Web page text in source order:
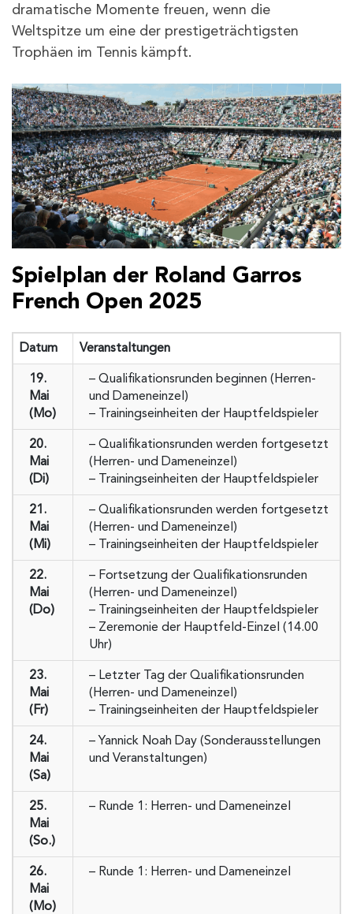
dramatische Momente freuen, wenn die
Weltspitze um eine der prestigeträchtigsten
Trophäen im Tennis kämpft.
Spielplan der Roland Garros
French Open 2025
Datum Veranstaltungen
19.
Mai
(Mo)
– Qualifikationsrunden beginnen (Herren-
und Dameneinzel)
– Trainingseinheiten der Hauptfeldspieler
20.
Mai
(Di)
– Qualifikationsrunden werden fortgesetzt
(Herren- und Dameneinzel)
– Trainingseinheiten der Hauptfeldspieler
21.
Mai
(Mi)
– Qualifikationsrunden werden fortgesetzt
(Herren- und Dameneinzel)
– Trainingseinheiten der Hauptfeldspieler
22.
Mai
(Do)
– Fortsetzung der Qualifikationsrunden
(Herren- und Dameneinzel)
– Trainingseinheiten der Hauptfeldspieler
– Zeremonie der Hauptfeld-Einzel (14.00
Uhr)
23.
Mai
(Fr)
– Letzter Tag der Qualifikationsrunden
(Herren- und Dameneinzel)
– Trainingseinheiten der Hauptfeldspieler
24.
Mai
(Sa)
– Yannick Noah Day (Sonderausstellungen
und Veranstaltungen)
25.
Mai
(So.)
– Runde 1: Herren- und Dameneinzel
26.
Mai
(Mo)
– Runde 1: Herren- und Dameneinzel